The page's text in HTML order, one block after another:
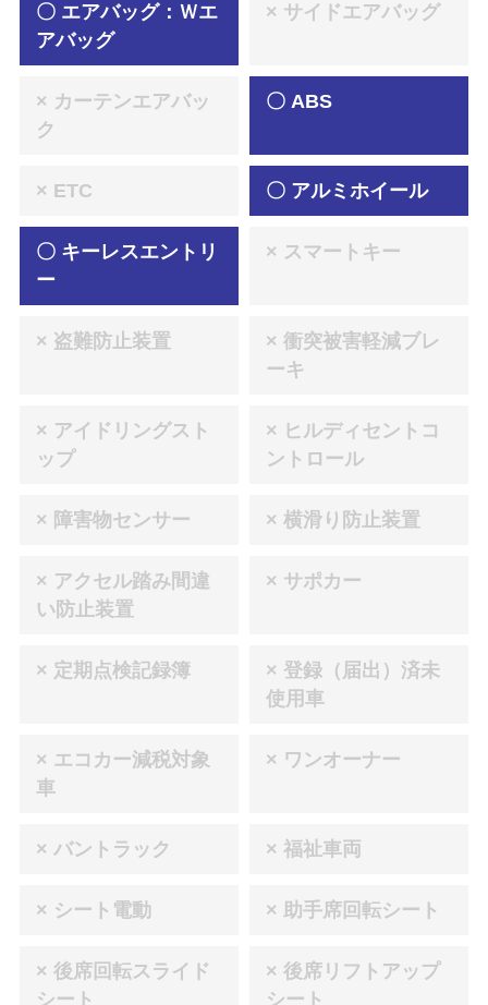
〇 エアバッグ：Ｗエ
アバッグ
× サイドエアバッグ
× カーテンエアバッ
ク
〇 ABS
× ETC 〇 アルミホイール
〇 キーレスエントリ
ー
× スマートキー
× 盗難防止装置
× 衝突被害軽減ブレ
ーキ
× アイドリングスト
ップ
× ヒルディセントコ
ントロール
× 障害物センサー × 横滑り防止装置
× アクセル踏み間違
い防止装置
× サポカー
× 定期点検記録簿
× 登録（届出）済未
使用車
× エコカー減税対象
車
× ワンオーナー
× バントラック × 福祉車両
× シート電動 × 助手席回転シート
× 後席回転スライド
シート
× 後席リフトアップ
シート